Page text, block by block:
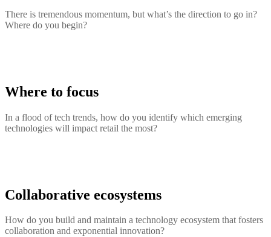
There is tremendous momentum, but what’s the direction to go in?
Where do you begin?
Where to focus
In a flood of tech trends, how do you identify which emerging
technologies will impact retail the most?
Collaborative ecosystems
How do you build and maintain a technology ecosystem that fosters
collaboration and exponential innovation?